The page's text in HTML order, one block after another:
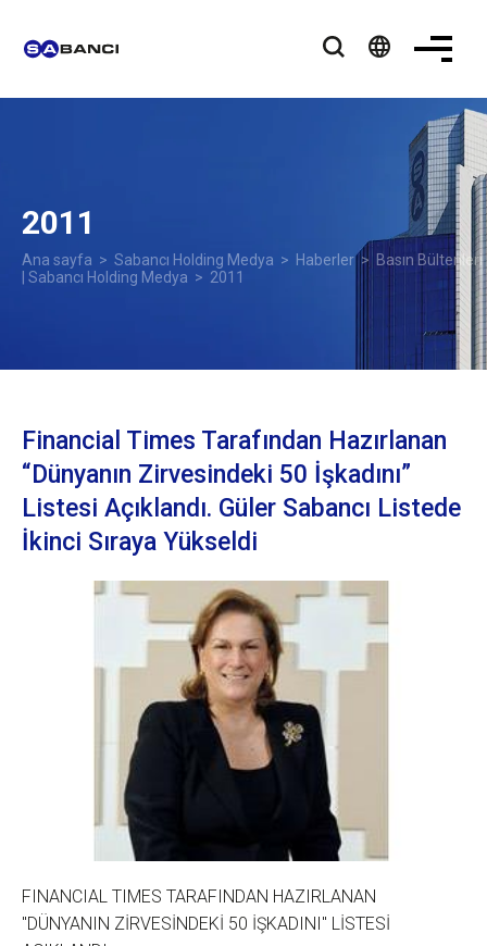
language
2011
Ana sayfa > Sabancı Holding Medya > Haberler> Basın Bültenleri
| Sabancı Holding Medya > 2011
Financial Times Tarafından Hazırlanan
“Dünyanın Zirvesindeki 50 İşkadını”
Listesi Açıklandı. Güler Sabancı Listede
İkinci Sıraya Yükseldi
FINANCIAL TIMES TARAFINDAN HAZIRLANAN
"DÜNYANIN ZİRVESİNDEKİ 50 İŞKADINI" LİSTESİ